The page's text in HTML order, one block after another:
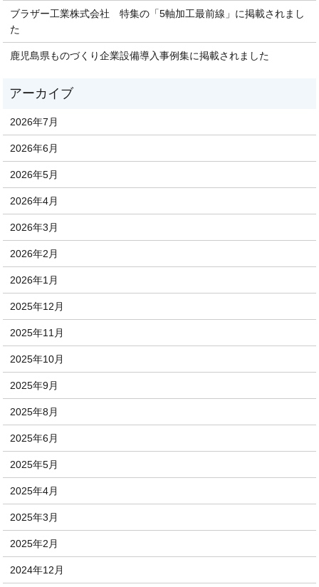
ブラザー工業株式会社 特集の「5軸加工最前線」に掲載されまし
た
鹿児島県ものづくり企業設備導入事例集に掲載されました
2026年7月
2026年6月
2026年5月
2026年4月
2026年3月
2026年2月
2026年1月
2025年12月
2025年11月
2025年10月
2025年9月
2025年8月
2025年6月
2025年5月
2025年4月
2025年3月
2025年2月
2024年12月